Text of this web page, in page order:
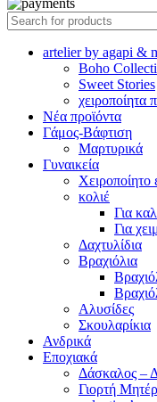
artelier by agapi &
Boho
Sweet Stories
χειροποίητα
Νέα προϊόντα
Γάμος-Βάφτιση
Μαρτυρικά
Γυναικεία
κολιέ
Για
Για
Δαχτυλίδια
Βραχιόλια
Αλυσίδες
Σκουλαρίκια
Ανδρικά
Εποχιακά
Δάσκαλος –
Γιορτή